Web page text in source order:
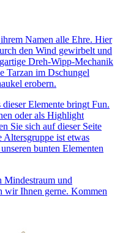
Namen alle Ehre. Hier
den Wind gewirbelt und
Dreh-Wipp-Mechanik
Tarzan im Dschungel
erobern.
Elemente bringt Fun.
oder als Highlight
Sie sich auf dieser Seite
Altersgruppe ist etwas
bunten Elementen
Mindestraum und
wir Ihnen gerne. Kommen